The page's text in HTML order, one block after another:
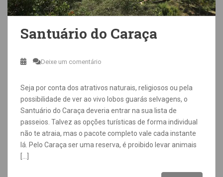
Santuário do Caraça
Deixe um comentário
Seja por conta dos atrativos naturais, religiosos ou pela
possibilidade de ver ao vivo lobos guarás selvagens, o
Santuário do Caraça deveria entrar na sua lista de
passeios. Talvez as opções turísticas de forma individual
não te atraia, mas o pacote completo vale cada instante
lá. Pelo Caraça ser uma reserva, é proibido levar animais